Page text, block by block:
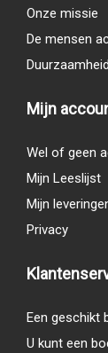
Onze missie
De mensen
Duurzaamheid
Mijn
Wel of geen
Mijn Leeslijst
Mijn
Privacy
Een geschikt
U kunt een